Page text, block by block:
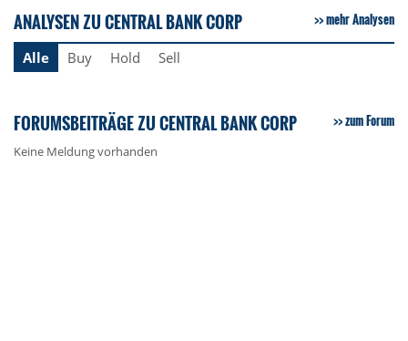
ANALYSEN ZU CENTRAL BANK CORP mehr Analysen
Alle Buy Hold Sell
FORUMSBEITRÄGE ZU CENTRAL BANK CORP zum Forum
Keine Meldung vorhanden